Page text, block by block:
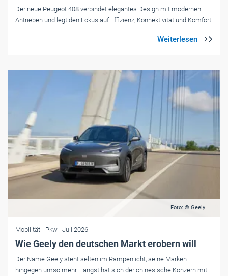
Der neue Peugeot 408 verbindet elegantes Design mit modernen
Antrieben und legt den Fokus auf Effizienz, Konnektivität und Komfort.
Foto: © Geely
Mobilität - Pkw | Juli 2026
Wie Geely den deutschen Markt erobern will
Der Name Geely steht selten im Rampenlicht, seine Marken
hingegen umso mehr. Längst hat sich der chinesische Konzern mit